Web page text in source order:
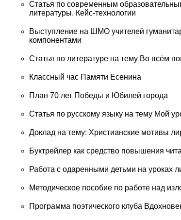
Статья по современным
литературы. Кейс-технологии
Выступление на ШМО учителей
компонентами
Статья по литературе на тему Во всём
Классный час Памяти Есенина
План 70 лет Победы и Юбилей города
Статья по русскому языку на тему Мой
Доклад на тему: Христианские мотивы
Буктрейлер как средство повышения
Работа с одаренными детьми на уроках
Методическое пособие по работе над
Программа поэтического клуба